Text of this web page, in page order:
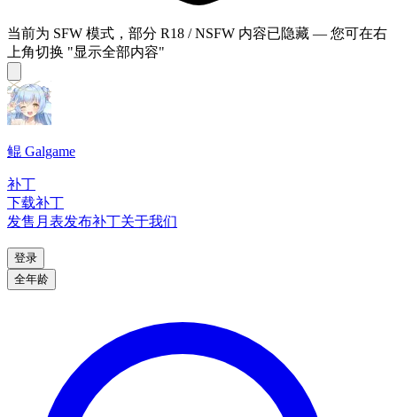
当前为 SFW 模式，部分 R18 / NSFW 内容已隐藏 — 您可在右
上角切换 "显示全部内容"
鲲 Galgame
补丁
下载补丁
发售月表发布补丁关于我们
登录
全年龄